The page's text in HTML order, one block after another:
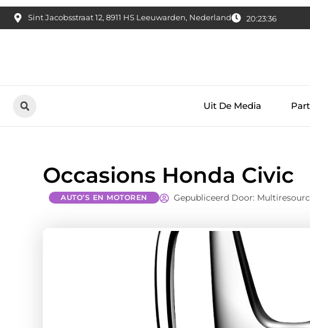
Uit De Media
Occasions Honda Civic
AUTO’S EN MOTOREN Gepubliceerd Door: Multiresource